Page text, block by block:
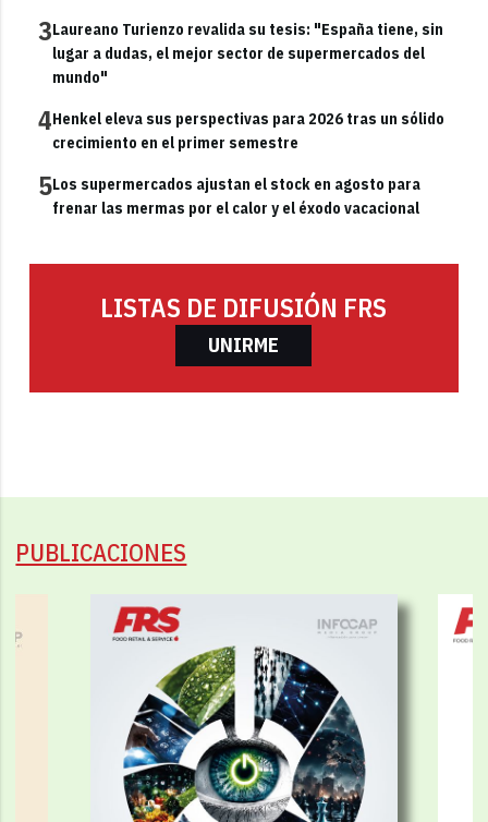
3Laureano Turienzo revalida su tesis: "España tiene, sin
lugar a dudas, el mejor sector de supermercados del
mundo"
4Henkel eleva sus perspectivas para 2026 tras un sólido
crecimiento en el primer semestre
5Los supermercados ajustan el stock en agosto para
frenar las mermas por el calor y el éxodo vacacional
LISTAS DE DIFUSIÓN FRS
UNIRME
PUBLICACIONES